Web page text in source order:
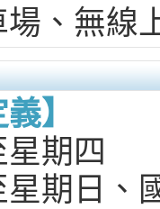
、無線
】
期四
期日、